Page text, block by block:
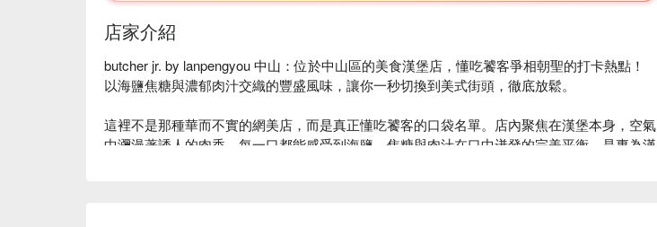
店家介紹
butcher jr. by lanpengyou 中山：位於中山區的美食漢堡店，懂吃饕客爭相朝聖的打卡熱點！
以海鹽焦糖與濃郁肉汁交織的豐盛風味，讓你一秒切換到美式街頭，徹底放鬆。
這裡不是那種華而不實的網美店，而是真正懂吃饕客的口袋名單。店內聚焦在漢堡本身，空氣
中瀰漫著誘人的肉香，每一口都能感受到海鹽、焦糖與肉汁在口中迸發的完美平衡，是專為漢